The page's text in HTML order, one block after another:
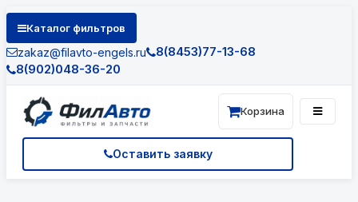
Каталог фильтров
zakaz@filavto-engels.ru
8(8453)77-13-68
8(902)048-36-20
Оставить заявку
Корзина